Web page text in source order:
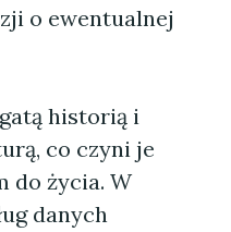
o ewentualnej
historią i
co czyni je
do życia. W
danych